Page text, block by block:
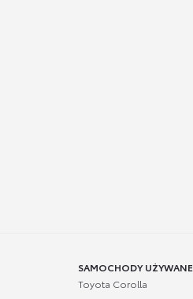
SAMOCHODY UŻYWANE
Toyota Corolla